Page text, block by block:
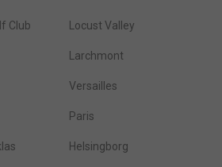
Club Locust Valley
Larchmont
Versailles
Paris
Helsingborg